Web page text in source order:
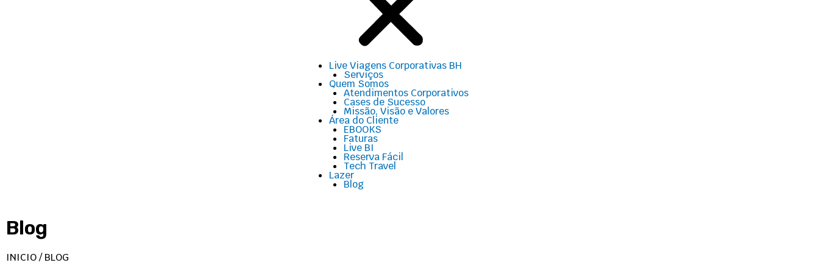
Live Viagens Corporativas BH
Serviços
Quem Somos
Atendimentos Corporativos
Cases de Sucesso
Missão, Visão e Valores
Área do Cliente
EBOOKS
Faturas
Live BI
Reserva Fácil
Tech Travel
Lazer
Blog
Blog
INICIO / BLOG